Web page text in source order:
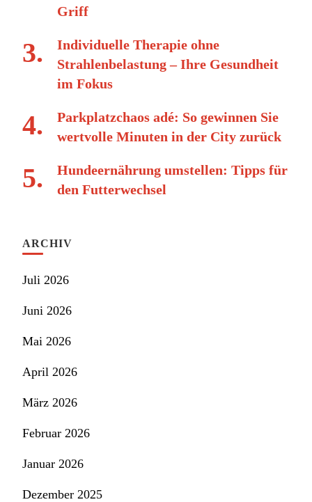
Griff
Individuelle Therapie ohne
Strahlenbelastung – Ihre Gesundheit
im Fokus
Parkplatzchaos adé: So gewinnen Sie
wertvolle Minuten in der City zurück
Hundeernährung umstellen: Tipps für
den Futterwechsel
ARCHIV
Juli 2026
Juni 2026
Mai 2026
April 2026
März 2026
Februar 2026
Januar 2026
Dezember 2025